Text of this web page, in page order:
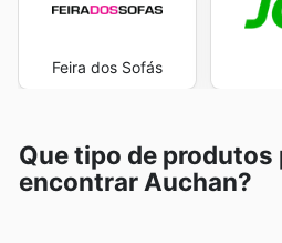
Feira dos Sofás
Que tipo de produtos
encontrar Auchan?